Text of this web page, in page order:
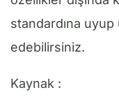
standardına uyup
edebilirsiniz.
Kaynak :